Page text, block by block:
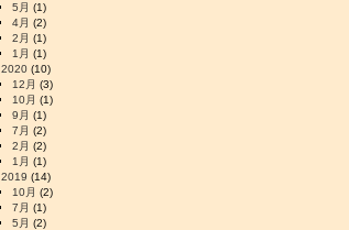
5月 (1)
4月 (2)
2月 (1)
1月 (1)
2020 (10)
12月 (3)
10月 (1)
9月 (1)
7月 (2)
2月 (2)
1月 (1)
2019 (14)
10月 (2)
7月 (1)
5月 (2)